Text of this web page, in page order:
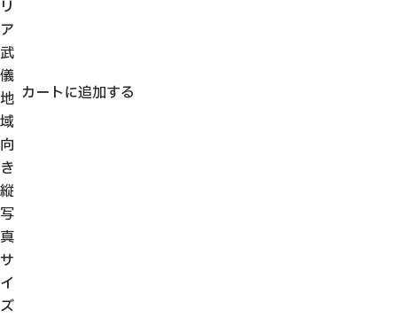
リ
ア
武
儀
地
域
向
き
縦
写
真
サ
イ
ズ
カートに追加する